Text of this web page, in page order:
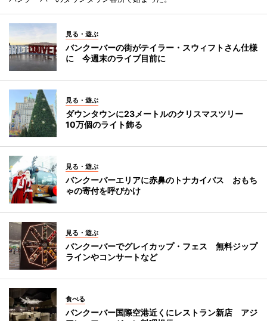
見る・遊ぶ
バンクーバーの街がテイラー・スウィフトさん仕様
に 今週末のライブ目前に
見る・遊ぶ
ダウンタウンに23メートルのクリスマスツリー
10万個のライト飾る
見る・遊ぶ
バンクーバーエリアに赤鼻のトナカイバス おもち
ゃの寄付を呼びかけ
見る・遊ぶ
バンクーバーでグレイカップ・フェス 無料ジップ
ラインやコンサートなど
食べる
バンクーバー国際空港近くにレストラン新店 アジ